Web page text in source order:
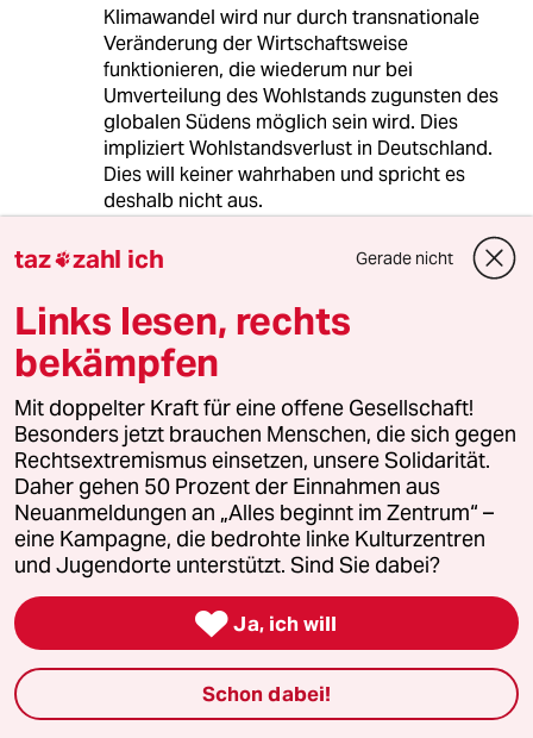
Klimawandel wird nur durch transnationale
Veränderung der Wirtschaftsweise
funktionieren, die wiederum nur bei
Umverteilung des Wohlstands zugunsten des
globalen Südens möglich sein wird. Dies
impliziert Wohlstandsverlust in Deutschland.
Dies will keiner wahrhaben und spricht es
deshalb nicht aus.
Diejenigen, die anderes predigen setzen auf
Verteilungskriegen.
Die Klimabewegung thematisiert das nicht.
Und leider auch nicht Frau Neubauer.
S Sonnenhaus
08.09.2023 ,11:45 Uhr
@Ignaz Wrobel:
Da haben sie vermutlich etwas
wesentliches über lesen.
''.... Geschichte erzählen: von einer
Gesellschaft, die Respekt, Würde und
Ökologie dort zusammendenkt,
taz zahl ich Gerade nicht
Links lesen, rechts
bekämpfen
Mit doppelter Kraft für eine offene Gesellschaft!
Besonders jetzt brauchen Menschen, die sich gegen
Rechtsextremismus einsetzen, unsere Solidarität.
Daher gehen 50 Prozent der Einnahmen aus
Neuanmeldungen an „Alles beginnt im Zentrum“ –
eine Kampagne, die bedrohte linke Kulturzentren
und Jugendorte unterstützt. Sind Sie dabei?
 Ja, ich will
Schon dabei!